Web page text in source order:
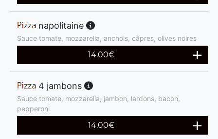
napolitaine
Sauce tomate, mozzarella, anchois, câpres, olives noires
14.00€
4 jambons
Sauce tomate, mozzarella, jambon, lardons, bacon,
pepperoni
14.00€